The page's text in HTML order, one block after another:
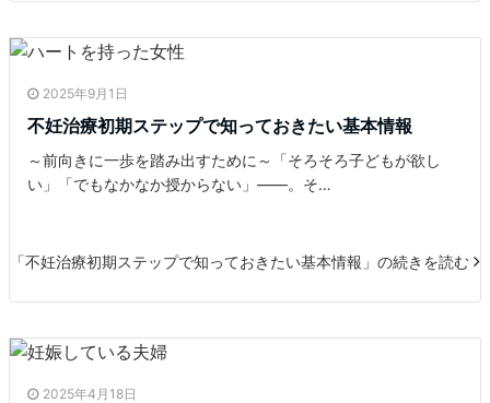
2025年9月1日
不妊治療初期ステップで知っておきたい基本情報
～前向きに一歩を踏み出すために～「そろそろ子どもが欲し
い」「でもなかなか授からない」――。そ…
「不妊治療初期ステップで知っておきたい基本情報」の続きを読む
2025年4月18日